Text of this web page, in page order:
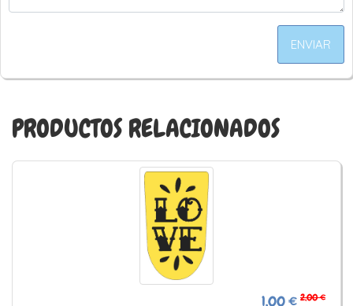
ENVIAR
PRODUCTOS RELACIONADOS
1,00 € 2,00 €